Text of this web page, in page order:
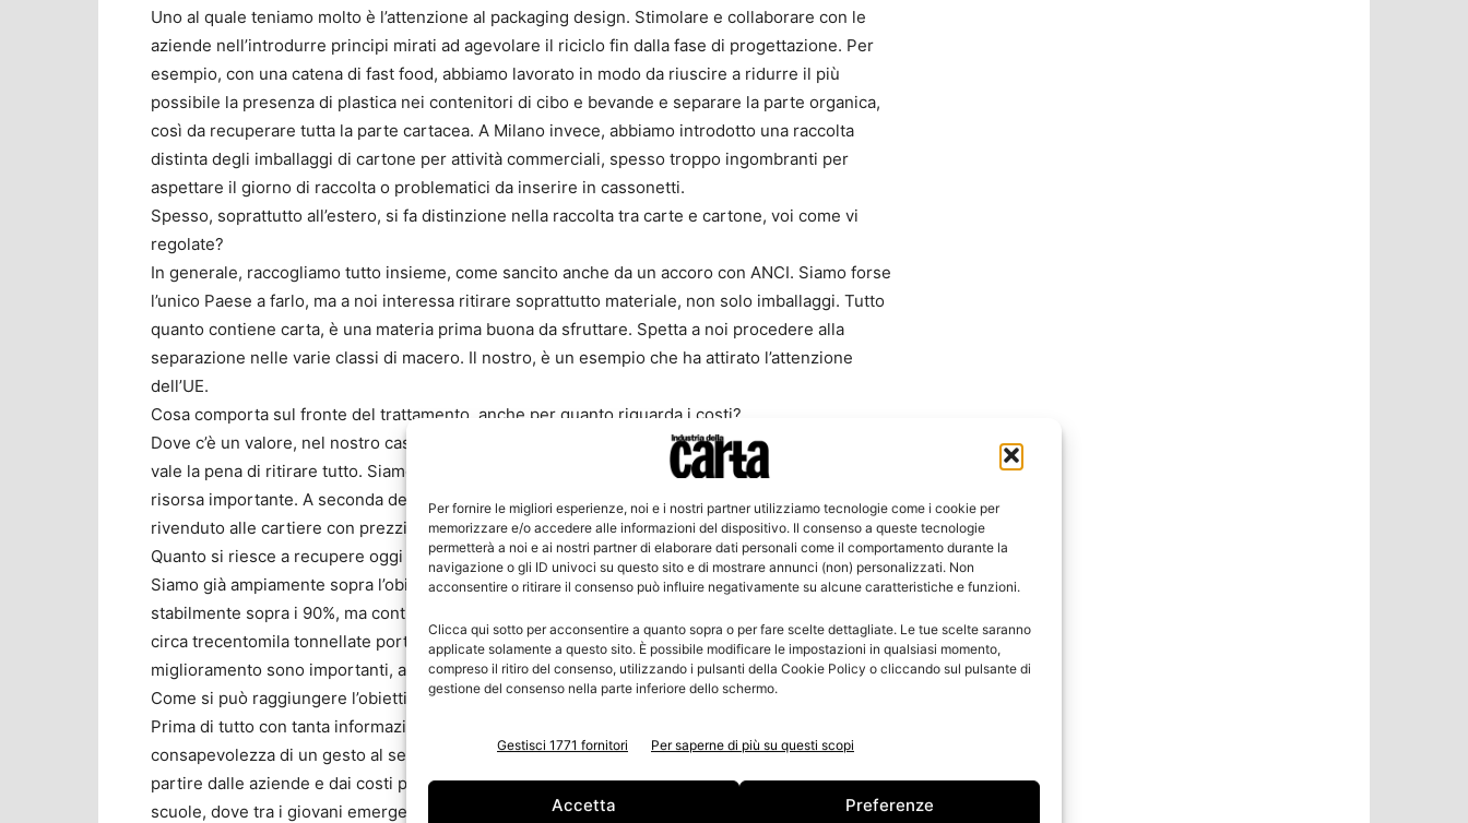
Per fornire le migliori esperienze, noi e i nostri partner utilizziamo tecnologie come i cookie per
memorizzare e/o accedere alle informazioni del dispositivo. Il consenso a queste tecnologie
permetterà a noi e ai nostri partner di elaborare dati personali come il comportamento durante la
navigazione o gli ID univoci su questo sito e di mostrare annunci (non) personalizzati. Non
acconsentire o ritirare il consenso può influire negativamente su alcune caratteristiche e funzioni.
Clicca qui sotto per acconsentire a quanto sopra o per fare scelte dettagliate. Le tue scelte saranno
applicate solamente a questo sito. È possibile modificare le impostazioni in qualsiasi momento,
compreso il ritiro del consenso, utilizzando i pulsanti della Cookie Policy o cliccando sul pulsante di
gestione del consenso nella parte inferiore dello schermo.
Gestisci 1771 fornitori Per saperne di più su questi scopi
Accetta Preferenze
Uno al quale teniamo molto è l’attenzione al packaging design. Stimolare e collaborare con le
aziende nell’introdurre principi mirati ad agevolare il riciclo fin dalla fase di progettazione. Per
esempio, con una catena di fast food, abbiamo lavorato in modo da riuscire a ridurre il più
possibile la presenza di plastica nei contenitori di cibo e bevande e separare la parte organica,
così da recuperare tutta la parte cartacea. A Milano invece, abbiamo introdotto una raccolta
distinta degli imballaggi di cartone per attività commerciali, spesso troppo ingombranti per
aspettare il giorno di raccolta o problematici da inserire in cassonetti.
Spesso, soprattutto all’estero, si fa distinzione nella raccolta tra carte e cartone, voi come vi
regolate?
In generale, raccogliamo tutto insieme, come sancito anche da un accoro con ANCI. Siamo forse
l’unico Paese a farlo, ma a noi interessa ritirare soprattutto materiale, non solo imballaggi. Tutto
quanto contiene carta, è una materia prima buona da sfruttare. Spetta a noi procedere alla
separazione nelle varie classi di macero. Il nostro, è un esempio che ha attirato l’attenzione
dell’UE.
Cosa comporta sul fronte del trattamento, anche per quanto riguarda i costi?
Dove c’è un valore, nel nostro caso della fibra di cellulosa, e può essere trattato a macero, per noi
vale la pena di ritirare tutto. Siamo un Paese povero di materie prime e questa per noi è una
risorsa importante. A seconda della lavorazione, e della qualità risultante, poi il materiale viene
rivenduto alle cartiere con prezzi diversi.
Quanto si riesce a recupere oggi in Italia?
Siamo già ampiamente sopra l’obiettivo UE del 70% di imballaggi entro il 2030. In realtà, siamo
stabilmente sopra i 90%, ma continuiamo a lavorare per intercettare anche il restante. Parliamo di
circa trecentomila tonnellate portate in discarica. Ci sono aree geografiche dove i margini di
miglioramento sono importanti, anche in alcune grandi città.
Come si può raggiungere l’obiettivo?
Prima di tutto con tanta informazione e sensibilizzazione verso aziende e privati. Oltra alla
consapevolezza di un gesto al servizio dell’ambiente, parliamo di un valore, nell’interesse di tutti, a
partire dalle aziende e dai costi per la materia prima. Inoltre, attività importanti anche con le
scuole, dove tra i giovani emerge molta attenzione sull’argomento.